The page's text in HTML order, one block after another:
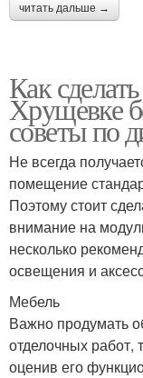
читать дальше →
Как
Хрущевке
советы по
Не всегда
помещение
Поэтому стоит
внимание на
несколько
освещения и
Мебель
Важно продумать
отделочных
оценив его